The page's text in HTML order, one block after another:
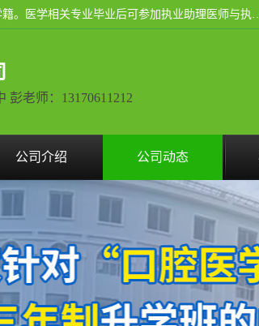
通过医学类院校正规录取从而获取统招全日制大专、本科，学信网可查在校学籍。医学相关
老师：13170611212
公司介绍 公司动态